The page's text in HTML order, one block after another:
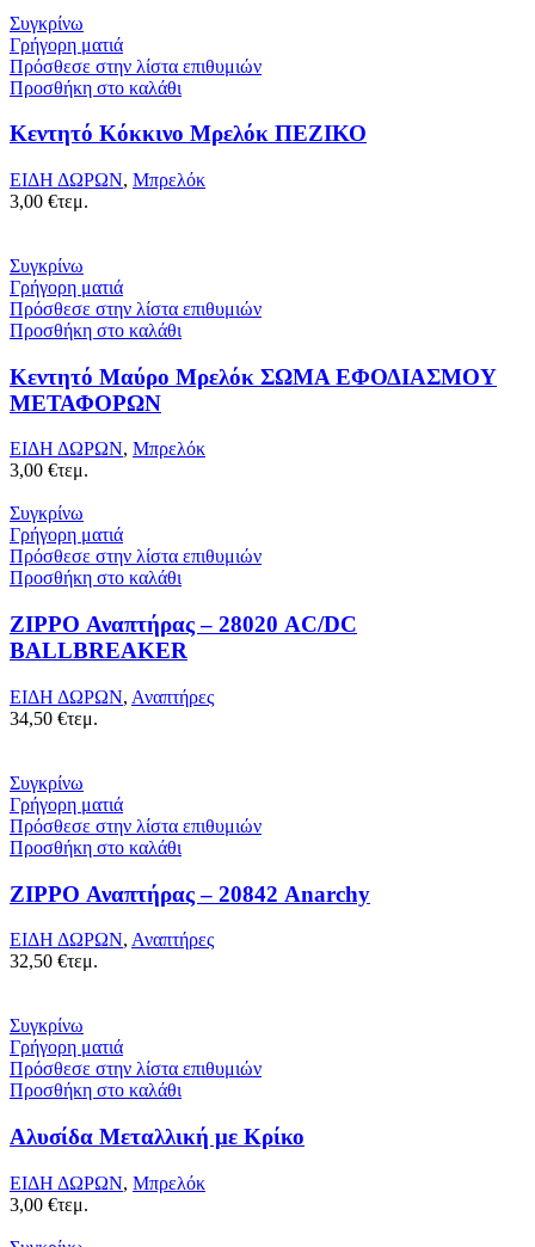
Συγκρίνω
Γρήγορη ματιά
Πρόσθεσε στην λίστα επιθυμιών
Προσθήκη στο καλάθι
Κεντητό Κόκκινο Μρελόκ ΠΕΖΙΚΟ
ΕΙΔΗ ΔΩΡΩΝ, Μπρελόκ
3,00 €τεμ.
Συγκρίνω
Γρήγορη ματιά
Πρόσθεσε στην λίστα επιθυμιών
Προσθήκη στο καλάθι
Κεντητό Μαύρο Μρελόκ ΣΩΜΑ ΕΦΟΔΙΑΣΜΟΥ
ΜΕΤΑΦΟΡΩΝ
ΕΙΔΗ ΔΩΡΩΝ, Μπρελόκ
3,00 €τεμ.
Συγκρίνω
Γρήγορη ματιά
Πρόσθεσε στην λίστα επιθυμιών
Προσθήκη στο καλάθι
ZIPPO Αναπτήρας – 28020 AC/DC
BALLBREAKER
ΕΙΔΗ ΔΩΡΩΝ, Αναπτήρες
34,50 €τεμ.
Συγκρίνω
Γρήγορη ματιά
Πρόσθεσε στην λίστα επιθυμιών
Προσθήκη στο καλάθι
ZIPPO Αναπτήρας – 20842 Anarchy
ΕΙΔΗ ΔΩΡΩΝ, Αναπτήρες
32,50 €τεμ.
Συγκρίνω
Γρήγορη ματιά
Πρόσθεσε στην λίστα επιθυμιών
Προσθήκη στο καλάθι
Αλυσίδα Μεταλλική με Κρίκο
ΕΙΔΗ ΔΩΡΩΝ, Μπρελόκ
3,00 €τεμ.